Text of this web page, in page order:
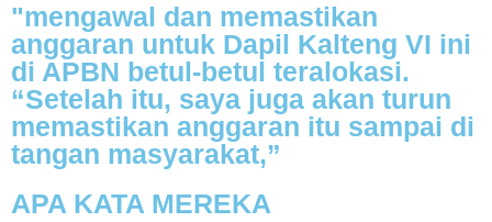
"mengawal dan memastikan
anggaran untuk Dapil Kalteng VI ini
di APBN betul-betul teralokasi.
“Setelah itu, saya juga akan turun
memastikan anggaran itu sampai di
tangan masyarakat,”
APA KATA MEREKA